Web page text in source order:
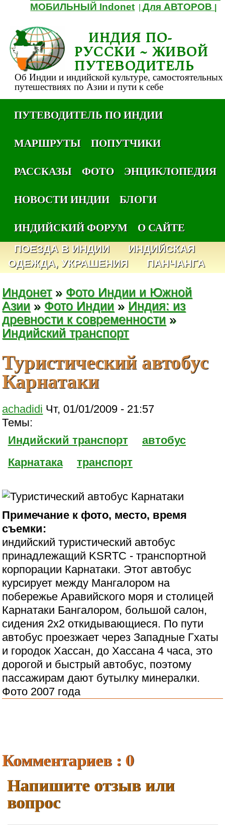
МОБИЛЬНЫЙ Indonet |Для АВТОРОВ
ИНДИЯ ПО-
РУССКИ ~ ЖИВОЙ
ПУТЕВОДИТЕЛЬ
Об Индии и индийской культуре, самостоятельных
путешествиях по Азии и пути к себе
ПУТЕВОДИТЕЛЬ ПО ИНДИИ
МАРШРУТЫ
ПОПУТЧИКИ
РАССКАЗЫ
ФОТО
ЭНЦИКЛОПЕДИЯ
НОВОСТИ ИНДИИ
БЛОГИ
ИНДИЙСКИЙ ФОРУМ
О САЙТЕ
ПОЕЗДА В ИНДИИ
ИНДИЙСКАЯ
ОДЕЖДА, УКРАШЕНИЯ
ПАНЧАНГА
Индонет» Фото Индии и Южной
Азии » Фото Индии » Индия: из
древности к современности »
Индийский транспорт
Туристический автобус
Карнатаки
achadidi Чт, 01/01/2009 - 21:57
Темы:
Индийский транспорт
автобус
Карнатака
транспорт
Примечание к фото, место, время
съемки:
индийский туристический автобус
принадлежащий KSRTC - транспортной
корпорации Карнатаки. Этот автобус
курсирует между Мангалором на
побережье Аравийского моря и столицей
Карнатаки Бангалором, большой салон,
сидения 2х2 откидывающиеся. По пути
автобус проезжает через Западные Гхаты
и городок Хассан, до Хассана 4 часа, это
дорогой и быстрый автобус, поэтому
пассажирам дают бутылку минералки.
Фото 2007 года
Комментариев : 0
Напишите отзыв или
вопрос